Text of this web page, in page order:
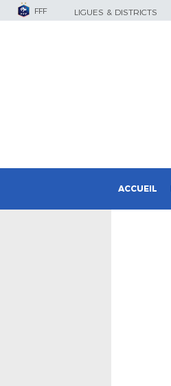
FFF LIGUES & DISTRICTS
ACCUEIL